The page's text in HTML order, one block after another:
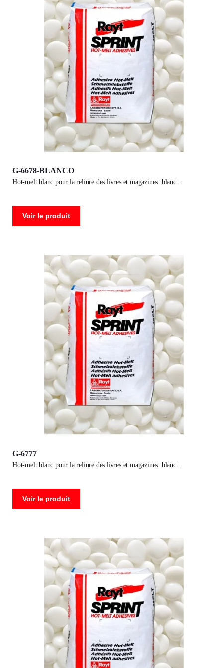
G-6678-BLANCO
hot-melt blanc pour la reliure des livres et magazines. blanc
Voir le produit
G-6777
hot-melt blanc pour la reliure des livres et magazines. blanc
Voir le produit